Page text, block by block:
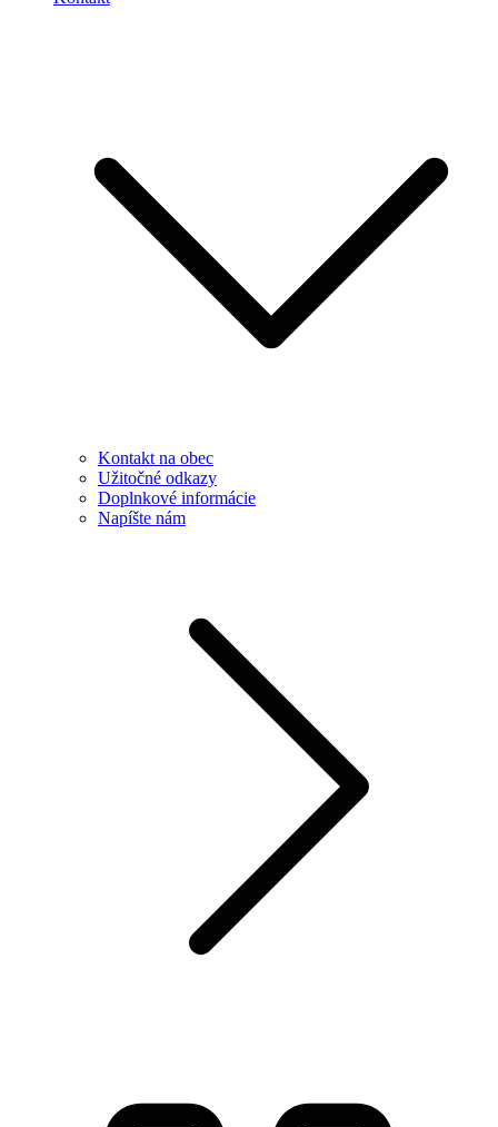
Kontakt na obec
Užitočné odkazy
Doplnkové informácie
Napíšte nám